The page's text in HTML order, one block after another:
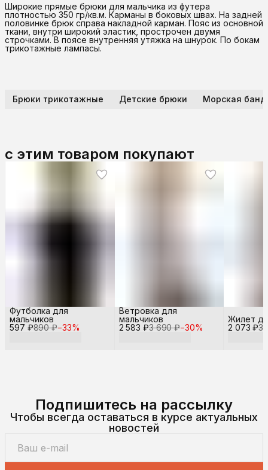
Широкие прямые брюки для мальчика из футера
плотностью 350 гр/кв.м. Карманы в боковых швах. На задней
половинке брюк справа накладной карман. Пояс из основной
ткани, внутри широкий эластик, прострочен двумя
строчками. В поясе внутренняя утяжка на шнурок. По бокам
трикотажные лампасы.
Брюки трикотажные Детские брюки Морская
с этим товаром покупают
597 ₽890 ₽−33%
Футболка для
мальчиков
2 583 ₽3 690 ₽−30%
Ветровка для
мальчиков
2 073 ₽3
Жилет
Подпишитесь на рассылку
Чтобы всегда оставаться в курсе актуальных
новостей